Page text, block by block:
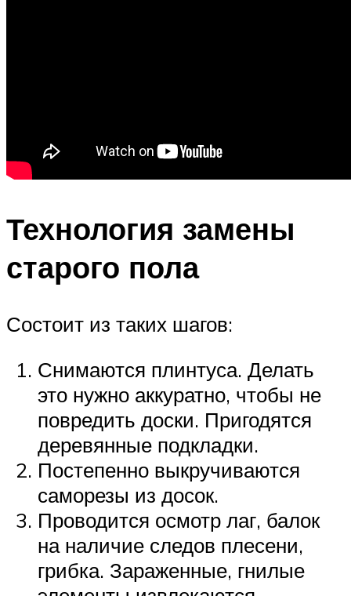
Технология замены
старого пола
Состоит из таких шагов:
Снимаются плинтуса. Делать
это нужно аккуратно, чтобы не
повредить доски. Пригодятся
деревянные подкладки.
Постепенно выкручиваются
саморезы из досок.
Проводится осмотр лаг, балок
на наличие следов плесени,
грибка. Зараженные, гнилые